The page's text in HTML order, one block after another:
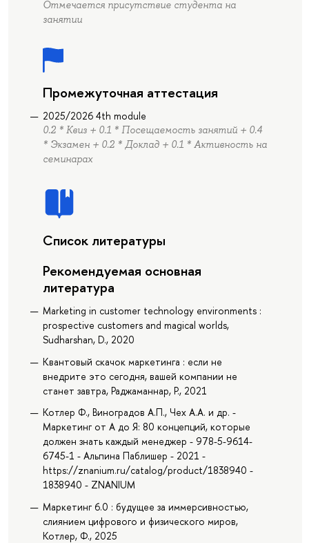
Отмечается присутствие студента на
занятии
Промежуточная аттестация
2025/2026 4th module
0.2 * Квиз + 0.1 * Посещаемость занятий + 0.4
* Экзамен + 0.2 * Доклад + 0.1 * Активность на
семинарах
Список литературы
Рекомендуемая основная
литература
Marketing in customer technology environments :
prospective customers and magical worlds,
Sudharshan, D., 2020
Квантовый скачок маркетинга : если не
внедрите это сегодня, вашей компании не
станет завтра, Раджаманнар, Р., 2021
Котлер Ф., Виноградов А.П., Чех А.А. и др. -
Маркетинг от А до Я: 80 концепций, которые
должен знать каждый менеджер - 978-5-9614-
6745-1 - Альпина Паблишер - 2021 -
https://znanium.ru/catalog/product/1838940 -
1838940 - ZNANIUM
Маркетинг 6.0 : будущее за иммерсивностью,
слиянием цифрового и физического миров,
Котлер, Ф., 2025